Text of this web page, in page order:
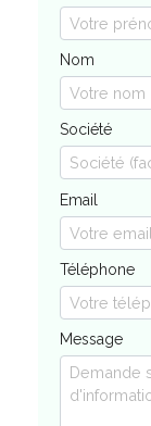
Nom
Société
Email
Téléphone
Message